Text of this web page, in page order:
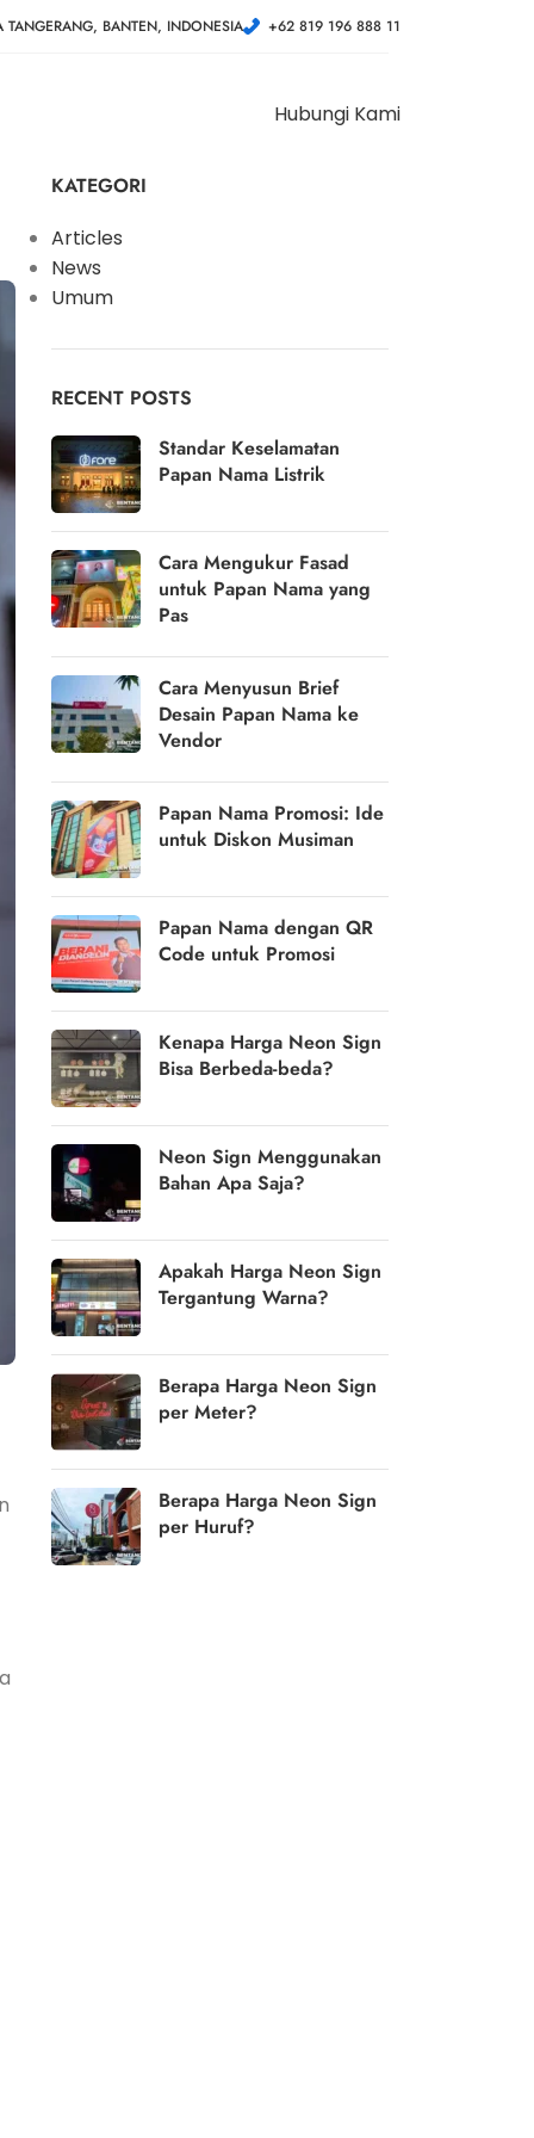
TANGERANG, BANTEN, INDONESIA +62 819 196 888 11
Hubungi Kami
KATEGORI
Articles
News
Umum
RECENT POSTS
Standar Keselamatan
Papan Nama Listrik
Cara Mengukur Fasad
untuk Papan Nama yang
Pas
Cara Menyusun Brief
Desain Papan Nama ke
Vendor
Papan Nama Promosi: Ide
untuk Diskon Musiman
Papan Nama dengan QR
Code untuk Promosi
Kenapa Harga Neon Sign
Bisa Berbeda-beda?
Neon Sign Menggunakan
Bahan Apa Saja?
Apakah Harga Neon Sign
Tergantung Warna?
Berapa Harga Neon Sign
per Meter?
Berapa Harga Neon Sign
per Huruf?